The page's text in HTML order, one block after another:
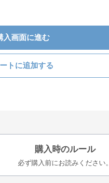
入画面に進む
トに追加する
購入時のルール
必ず購入前にお読みください。